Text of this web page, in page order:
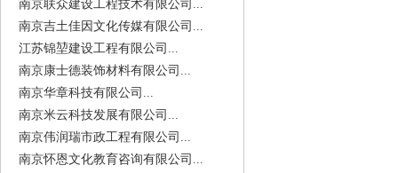
南京联众建设工程技术有限公司...
南京吉土佳因文化传媒有限公司...
江苏锦堃建设工程有限公司...
南京康士德装饰材料有限公司...
南京华章科技有限公司...
南京米云科技发展有限公司...
南京伟润瑞市政工程有限公司...
南京怀恩文化教育咨询有限公司...